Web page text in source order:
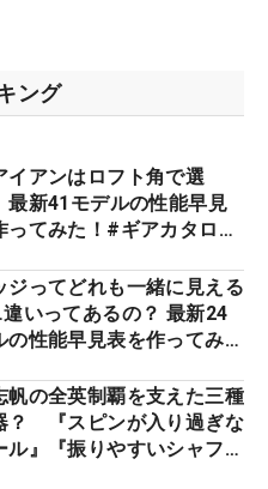
ング
イアンはロフト角で選
新41モデルの性能早見
ってみた！#ギアカタログ
ジってどれも一緒に見える
いってあるの？ 最新24
の性能早見表を作ってみ
帆の全英制覇を支えた三種
？ 『スピンが入り過ぎな
ル』『振りやすいシャフ